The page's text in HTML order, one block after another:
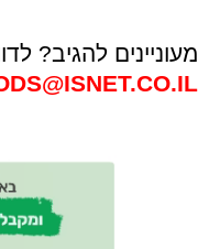
מעוניינים להגיב?